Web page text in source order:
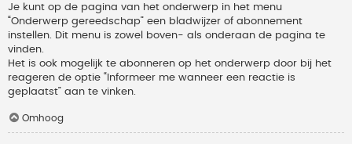
Je kunt op de pagina van het onderwerp in het menu
“Onderwerp gereedschap” een bladwijzer of abonnement
instellen. Dit menu is zowel boven- als onderaan de pagina te
vinden.
Het is ook mogelijk te abonneren op het onderwerp door bij het
reageren de optie “Informeer me wanneer een reactie is
geplaatst” aan te vinken.
Omhoog